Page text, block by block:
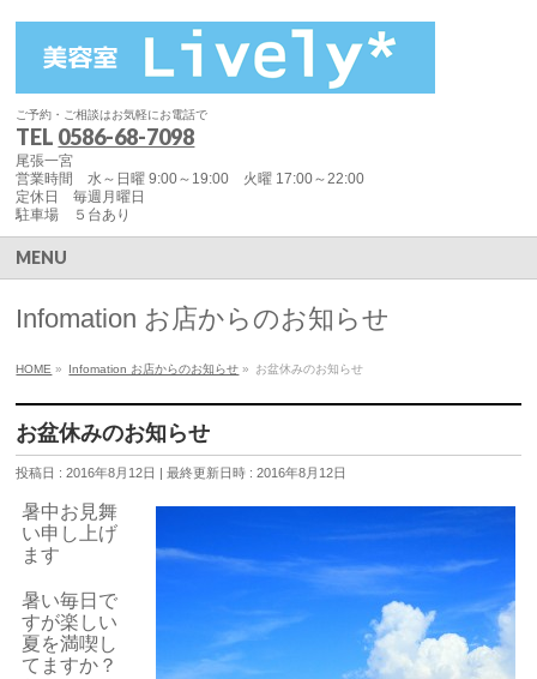
ご予約・ご相談はお気軽にお電話で
TEL 0586-68-7098
尾張一宮
営業時間 水～日曜 9:00～19:00 火曜 17:00～22:00
定休日 毎週月曜日
駐車場 ５台あり
MENU
Infomation お店からのお知らせ
HOME » Infomation お店からのお知らせ » お盆休みのお知らせ
お盆休みのお知らせ
投稿日 : 2016年8月12日 最終更新日時 : 2016年8月12日
暑中お見舞
い申し上げ
ます
暑い毎日で
すが楽しい
夏を満喫し
てますか？